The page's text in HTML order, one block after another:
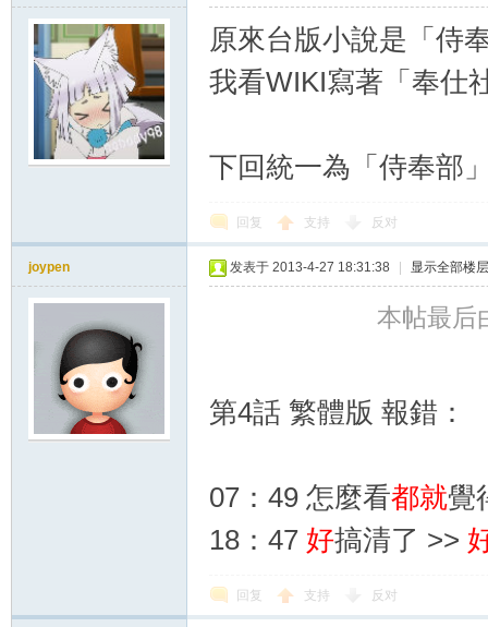
原來台版小說是「侍
我看WIKI寫著「奉仕
下回統一為「侍奉部
回复 支持 反对
joypen 发表于 2013-4-27 18:31:38 显示全部楼层
本帖最后
第4話 繁體版 報錯：
07：49 怎麼看都就覺
18：47 好搞清了 >>
回复 支持 反对